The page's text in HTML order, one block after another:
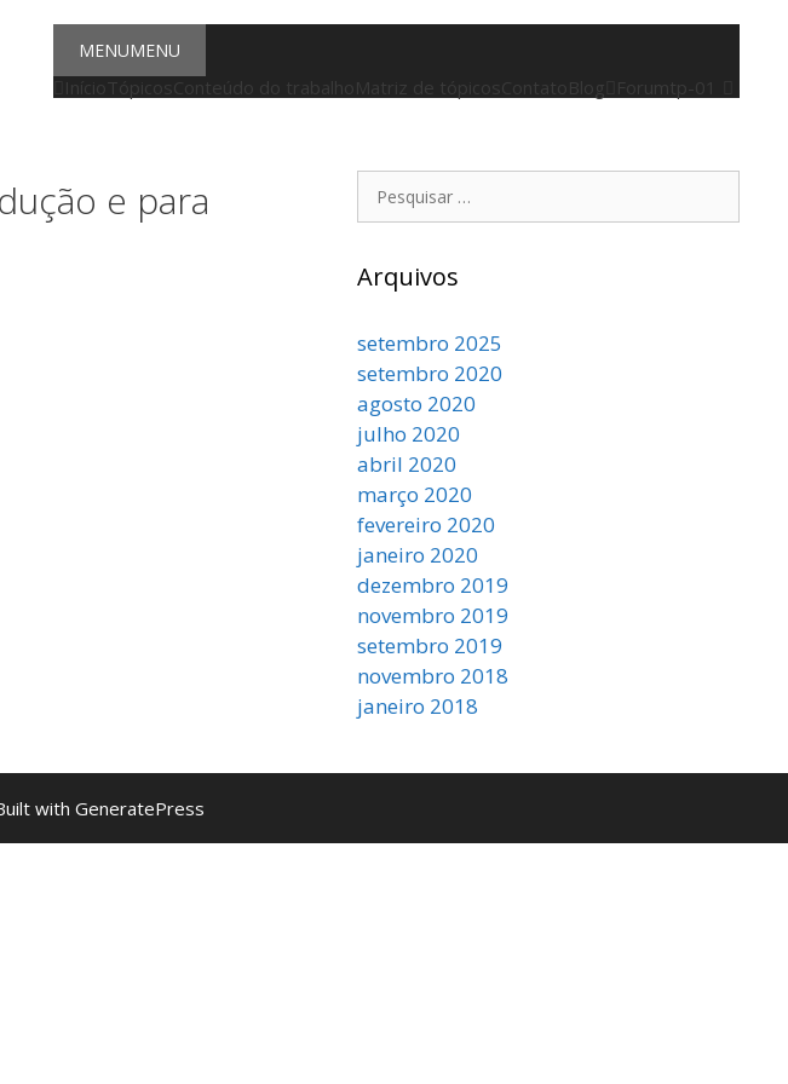
MENUMENU
Início Tópicos Conteúdo do trabalho Matriz de tópicos Contato Blog Forumtp-01
e para
Arquivos
setembro 2025
setembro 2020
agosto 2020
julho 2020
abril 2020
março 2020
fevereiro 2020
janeiro 2020
dezembro 2019
novembro 2019
setembro 2019
novembro 2018
janeiro 2018
with GeneratePress